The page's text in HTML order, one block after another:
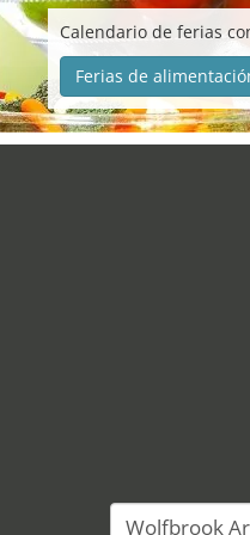
Calendario de ferias
Ferias de